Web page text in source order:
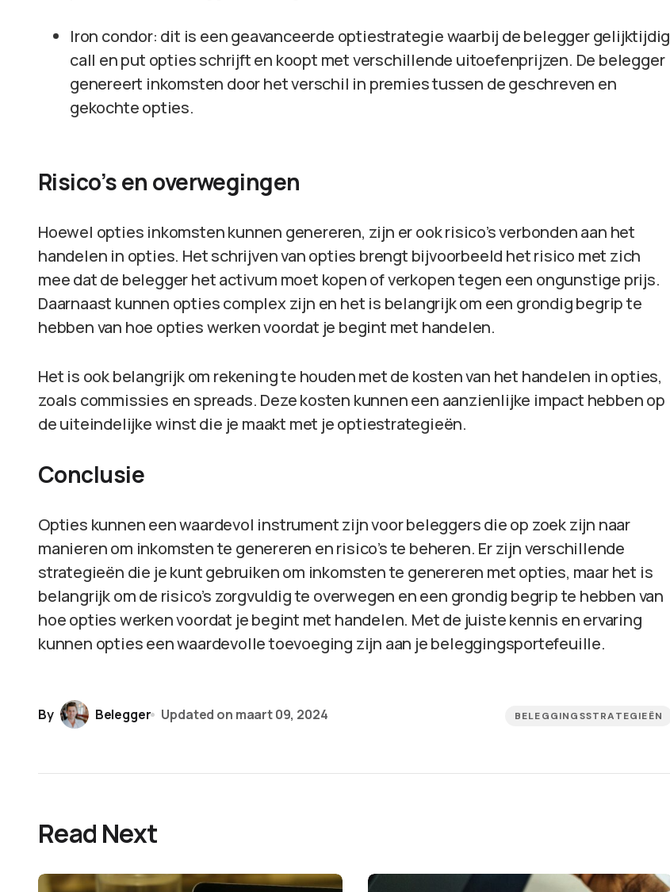
Iron condor: dit is een geavanceerde optiestrategie waarbij de belegger gelijktijdig
call en put opties schrijft en koopt met verschillende uitoefenprijzen. De belegger
genereert inkomsten door het verschil in premies tussen de geschreven en
gekochte opties.
Risico’s en overwegingen
Hoewel opties inkomsten kunnen genereren, zijn er ook risico’s verbonden aan het
handelen in opties. Het schrijven van opties brengt bijvoorbeeld het risico met zich
mee dat de belegger het activum moet kopen of verkopen tegen een ongunstige prijs.
Daarnaast kunnen opties complex zijn en het is belangrijk om een grondig begrip te
hebben van hoe opties werken voordat je begint met handelen.
Het is ook belangrijk om rekening te houden met de kosten van het handelen in opties,
zoals commissies en spreads. Deze kosten kunnen een aanzienlijke impact hebben op
de uiteindelijke winst die je maakt met je optiestrategieën.
Conclusie
Opties kunnen een waardevol instrument zijn voor beleggers die op zoek zijn naar
manieren om inkomsten te genereren en risico’s te beheren. Er zijn verschillende
strategieën die je kunt gebruiken om inkomsten te genereren met opties, maar het is
belangrijk om de risico’s zorgvuldig te overwegen en een grondig begrip te hebben van
hoe opties werken voordat je begint met handelen. Met de juiste kennis en ervaring
kunnen opties een waardevolle toevoeging zijn aan je beleggingsportefeuille.
By Belegger Updated on maart 09, 2024 BELEGGINGSSTRATEGIEËN
Read Next